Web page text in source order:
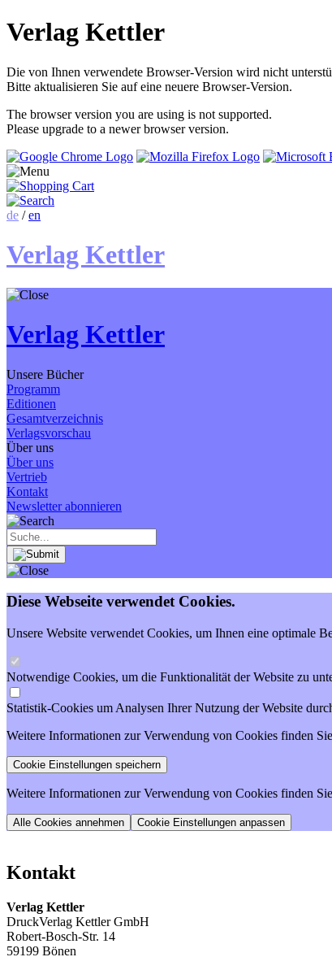
Verlag Kettler
Die von Ihnen verwendete Browser-Version wird nicht
Bitte aktualisieren Sie auf eine neuere Browser-Version.
The browser version you are using is not supported.
Please upgrade to a newer browser version.
de /en
Verlag Kettler
Verlag Kettler
Unsere Bücher
Programm
Editionen
Gesamtverzeichnis
Verlagsvorschau
Über uns
Über uns
Vertrieb
Kontakt
Newsletter abonnieren
Diese Webseite verwendet Cookies.
Unsere Website verwendet Cookies, um Ihnen eine optimale
Notwendige Cookies, um die Funktionalität der Website zu
Statistik-Cookies um Analysen Ihrer Nutzung der Website
Weitere Informationen zur Verwendung von Cookies finden
Weitere Informationen zur Verwendung von Cookies finden
Cookie Einstellungen anpassen
Kontakt
Verlag Kettler
DruckVerlag Kettler GmbH
Robert-Bosch-Str. 14
59199 Bönen